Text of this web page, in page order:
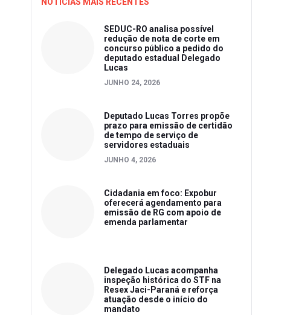
NOTICIAS MAIS RECENTES
SEDUC-RO analisa possível
redução de nota de corte em
concurso público a pedido do
deputado estadual Delegado
Lucas
JUNHO 24, 2026
Deputado Lucas Torres propõe
prazo para emissão de certidão
de tempo de serviço de
servidores estaduais
JUNHO 4, 2026
Cidadania em foco: Expobur
oferecerá agendamento para
emissão de RG com apoio de
emenda parlamentar
Delegado Lucas acompanha
inspeção histórica do STF na
Resex Jaci-Paraná e reforça
atuação desde o início do
mandato